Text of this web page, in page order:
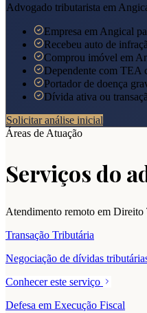
Advogado tributarista em
Empresa em Angical
Recebeu auto de
Comprou imóvel em
Dependente com TEA
Portador de doença
Dívida ativa ou
Solicitar análise inicial
Áreas de Atuação
Serviços do
Atendimento remoto em Direito
Transação Tributária
Negociação de dívidas
Conhecer este serviço
Defesa em Execução Fiscal